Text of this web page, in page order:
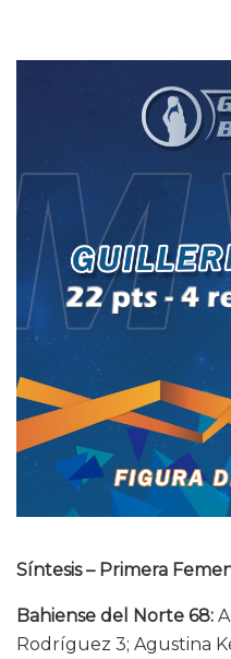
Síntesis – Primera
Bahiense del Norte 68:
Rodríguez 3; Agustina